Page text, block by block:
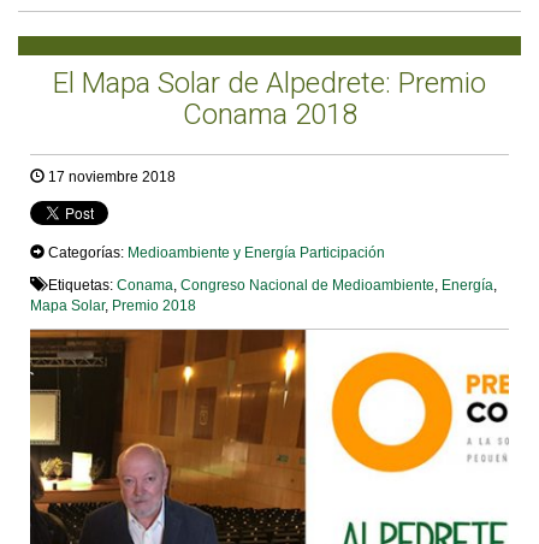
El Mapa Solar de Alpedrete: Premio
Conama 2018
17 noviembre 2018
Categorías: Medioambiente y Energía Participación
Etiquetas: Conama Congreso Nacional de Medioambiente Energía
Mapa Solar, Premio 2018